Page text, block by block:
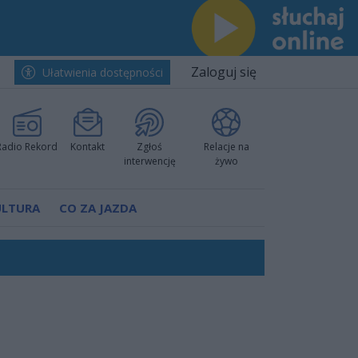
Ułatwienia dostępności Zaloguj się
Rekord Kontakt
Zgłoś
interwencję
Relacje na
żywo
CO ZA JAZDA